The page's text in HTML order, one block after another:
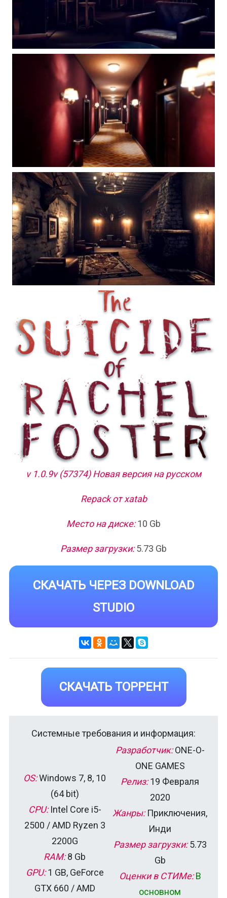
v 1.0.9v (57374) Новая версия на русском
Repack от xatab
Место на диске:10 Gb
Размер загрузки:5.73 Gb
СКАЧАТЬ ЧЕРЕЗ DOWNLOAD
STUDIO
СКАЧАТЬ ТОРРЕНТ
Системные требования и информация:
OS:Windows 7, 8, 10
(64 bit)
CPU:Intel Core i5-
2500 / AMD Ryzen 3
2200G
RAM:8 Gb
GPU:1 GB, GeForce
GTX 660 / AMD
Разработчик:ONE-O-
ONE GAMES
Релиз:19 Февраля
2020
Жанры:Приключения,
Инди
Размер загрузки:5.73
Gb
Оценки в СТИМе: В
основном